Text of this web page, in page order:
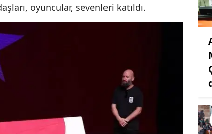
Giresun
İstanbul
oyuncular, sevenleri katıldı.